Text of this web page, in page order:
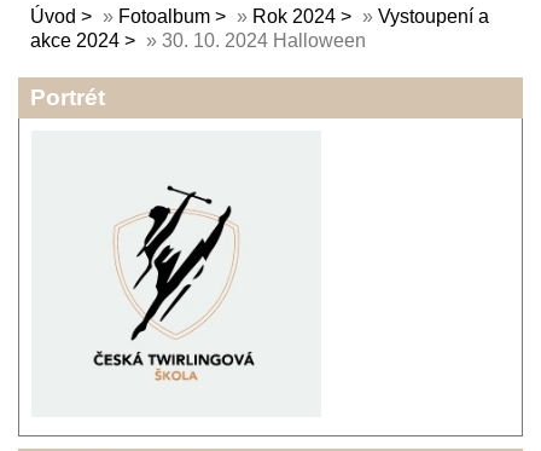
Úvod » Fotoalbum » Rok 2024 » Vystoupení a
akce 2024
» 30. 10. 2024 Halloween
Portrét